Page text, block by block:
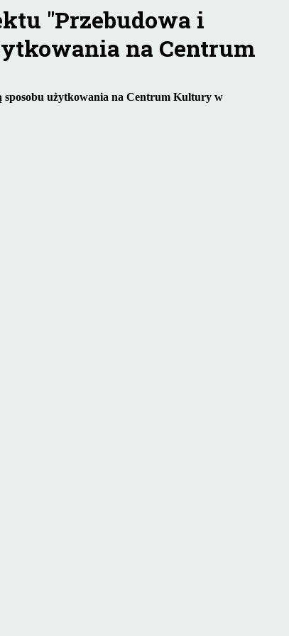
"Przebudowa i
na Centrum
sposobu użytkowania na Centrum Kultury w